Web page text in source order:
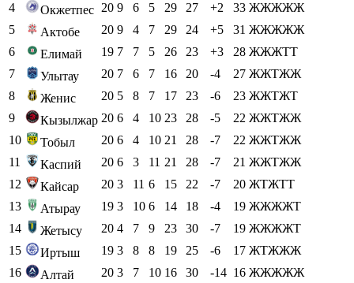
4
Окжетпес 20 9 6 5 29 27 +2 33 ЖЖЖЖЖ
5
Актобе 20 9 4 7 29 24 +5 31 ЖЖЖЖЖ
6
Елимай 19 7 7 5 26 23 +3 28 ЖЖЖТТ
7
Улытау 20 7 6 7 16 20 -4 27 ЖЖТЖЖ
8
Женис 20 5 8 7 17 23 -6 23 ЖЖТЖТ
9
Кызылжар 20 6 4 10 23 28 -5 22 ЖЖТЖЖ
10
Тобыл 20 6 4 10 21 28 -7 22 ЖЖТЖЖ
11
Каспий 20 6 3 11 21 28 -7 21 ЖЖТЖЖ
12
Кайсар 20 3 11 6 15 22 -7 20 ЖТЖТТ
13
Атырау 19 3 10 6 14 18 -4 19 ЖЖЖЖТ
14
Жетысу 20 4 7 9 23 30 -7 19 ЖЖЖЖТ
15
Иртыш 19 3 8 8 19 25 -6 17 ЖТЖЖЖ
16
Алтай 20 3 7 10 16 30 -14 16 ЖЖЖЖЖ